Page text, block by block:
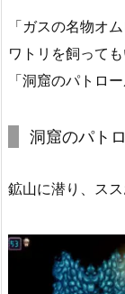
「ガスの名物オ
ワトリを飼って
「洞窟のパトロ
洞窟のパト
鉱山に潜り、スス